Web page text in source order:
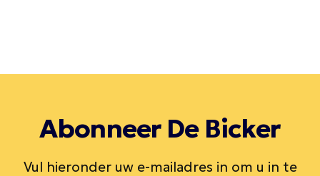
Abonneer De Bicker
Vul hieronder uw e-mailadres in om u in te